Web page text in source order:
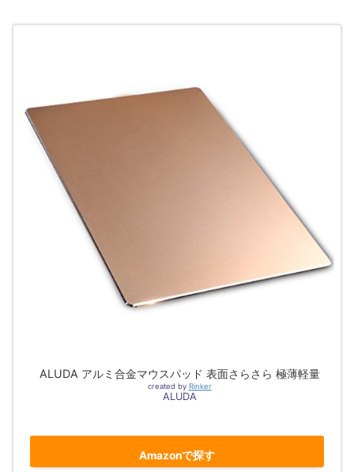
ALUDA アルミ合金マウスパッド 表面さらさら 極薄軽量
created by Rinker
ALUDA
Amazonで探す